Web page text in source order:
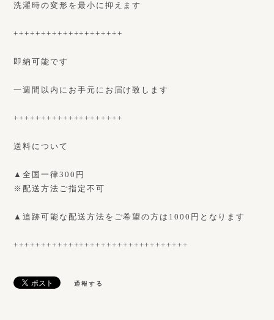
洗濯時の変形を最小に抑えます
++++++++++++++++++++
即納可能です
一週間以内にお手元にお届け致します
++++++++++++++++++++
送料について
▲全国一律300円
※配送方法ご指定不可
▲追跡可能な配送方法をご希望の方は1000円となります
++++++++++++++++++++++++++++++++
通報する